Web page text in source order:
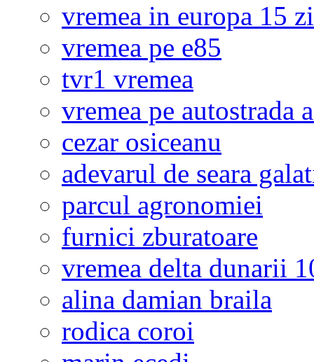
vremea in europa 15
vremea pe e85
tvr1 vremea
vremea pe autostrada
cezar osiceanu
adevarul de seara
parcul agronomiei
furnici zburatoare
vremea delta dunarii
alina damian braila
rodica coroi